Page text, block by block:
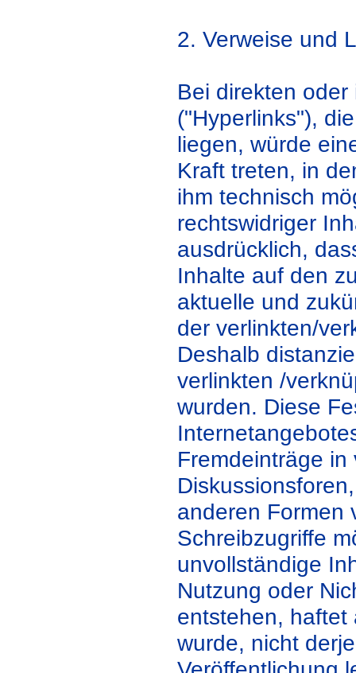
2. Verweise und
Bei direkten
("Hyperlinks"),
liegen, würde
Kraft treten, in
ihm technisch
rechtswidriger
ausdrücklich,
Inhalte auf den
aktuelle und
der verlinkten/
Deshalb
verlinkten /
wurden. Diese
Fremdeinträge
anderen Formen
Schreibzugriffe
unvollständige
Nutzung oder
entstehen, haftet
wurde, nicht